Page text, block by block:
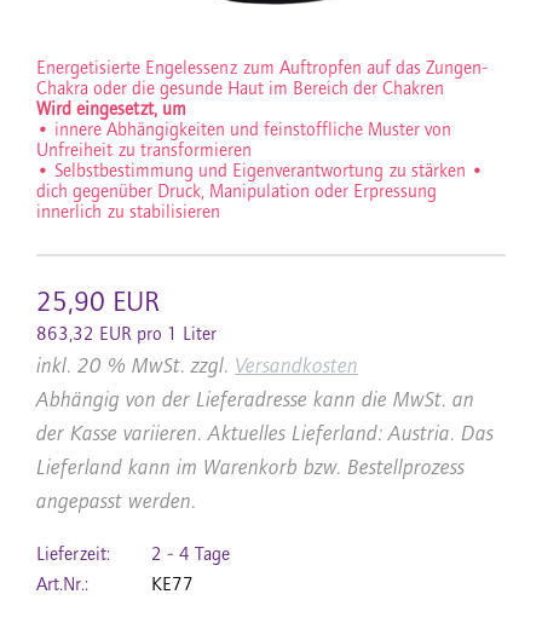
Energetisierte Engelessenz zum Auftropfen auf das Zungen-
Chakra oder die gesunde Haut im Bereich der Chakren
Wird eingesetzt, um
• innere Abhängigkeiten und feinstoffliche Muster von
Unfreiheit zu transformieren
• Selbstbestimmung und Eigenverantwortung zu stärken •
dich gegenüber Druck, Manipulation oder Erpressung
innerlich zu stabilisieren
25,90 EUR
863,32 EUR pro 1 Liter
inkl. 20 % MwSt. zzgl. Versandkosten
Abhängig von der Lieferadresse kann die MwSt. an
der Kasse variieren. Aktuelles Lieferland: Austria. Das
Lieferland kann im Warenkorb bzw. Bestellprozess
angepasst werden.
Lieferzeit:
2 - 4 Tage
Art.Nr.:
KE77